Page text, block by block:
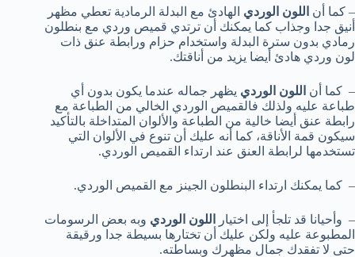
– كما أن اللون الوردي الهادئ مع البدلة الرمادية تعطي مظهر
أنيق جدا وجذاب كما يمكنك أن ترتدي قميص وردي مع بنطلون
رمادي بدون سترة البدلة واستخدام حزام ورابطة عنق ذات
لون وردي هادئ أيضا يزيد من أناقتك.
– كما أن اللون الوردي يظهر جماله عندما يكون بدون أي
طباعة عليه ولذلك فالقميص الوردي الخالي من الطباعة مع
رابطة عنق أيضا خالية من الطباعة والألوان المتداخلة بالتأكيد
سيكون قمة الأناقة، كما أنه عليك أن تنوع في الألوان التي
تستخدمها لرابطة العنق عند ارتداء القميص الوردي.
– كما يمكنك ارتداء البنطلون الجينز مع القميص الوردي.
– وأحيانا قد تلجأ إلى اختيار اللون الوردي وبه بعض الرسومات
المطبوعة عليه ولكن عليك أن تختارها بسيطة جدا ورقيقة
حتى لا تفقدك جمال مظهرك وبساطته.